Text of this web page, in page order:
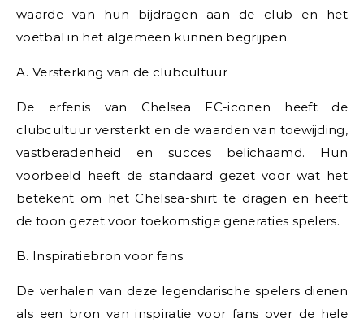
waarde van hun bijdragen aan de club en het
voetbal in het algemeen kunnen begrijpen.
A. Versterking van de clubcultuur
De erfenis van Chelsea FC-iconen heeft de
clubcultuur versterkt en de waarden van toewijding,
vastberadenheid en succes belichaamd. Hun
voorbeeld heeft de standaard gezet voor wat het
betekent om het Chelsea-shirt te dragen en heeft
de toon gezet voor toekomstige generaties spelers.
B. Inspiratiebron voor fans
De verhalen van deze legendarische spelers dienen
als een bron van inspiratie voor fans over de hele